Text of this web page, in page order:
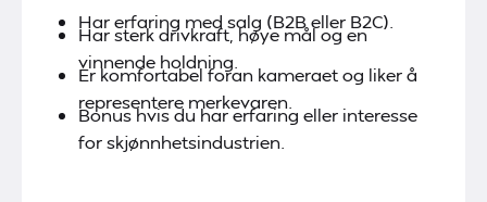
Har erfaring med salg (B2B eller B2C).
Har sterk drivkraft, høye mål og en
vinnende holdning.
Er komfortabel foran kameraet og liker å
representere merkevaren.
Bonus hvis du har erfaring eller interesse
for skjønnhetsindustrien.